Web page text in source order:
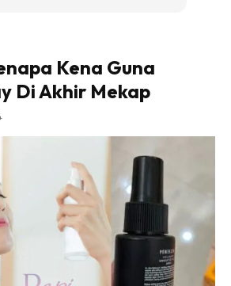
Hub Ideaktiv
Kena Guna
Di Akhir Mekap